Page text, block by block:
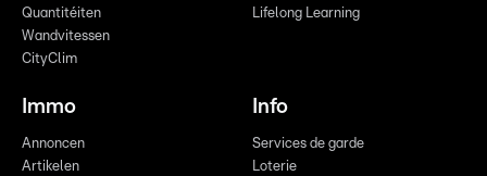
Quantitéiten
Wandvitessen
CityClim
Lifelong Learning
Immo
Annoncen
Artikelen
Info
Services de garde
Loterie